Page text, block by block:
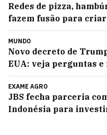
Redes de pizza,
fazem fusão para
MUNDO
Novo decreto de
EUA: veja perguntas e
EXAME AGRO
JBS fecha parceria
Indonésia para